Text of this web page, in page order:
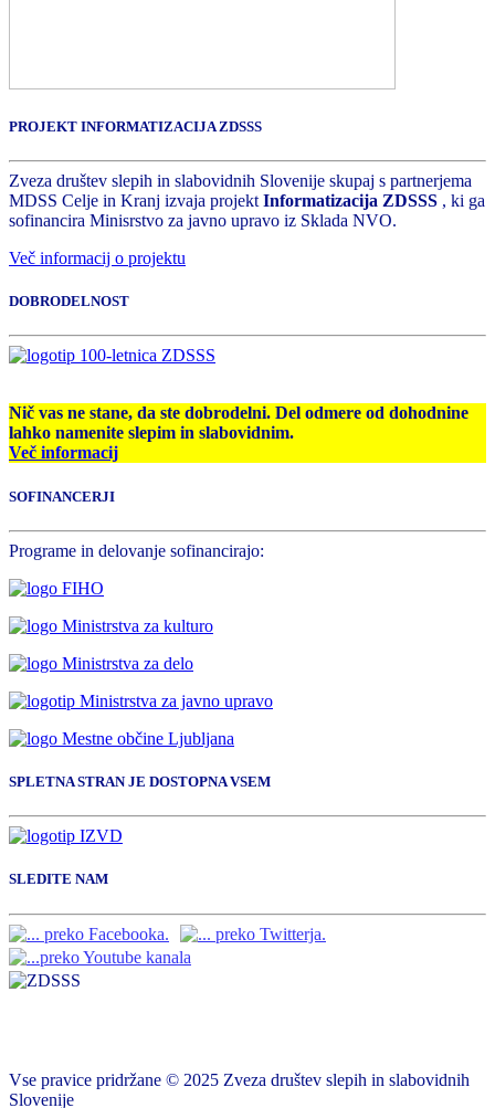
PROJEKT INFORMATIZACIJA ZDSSS
Zveza društev slepih in slabovidnih Slovenije skupaj s partnerjema
MDSS Celje in Kranj izvaja projekt Informatizacija ZDSSS , ki ga
sofinancira Minisrstvo za javno upravo iz Sklada NVO.
Več informacij o projektu
DOBRODELNOST
Nič vas ne stane, da ste dobrodelni. Del odmere od dohodnine
lahko namenite slepim in slabovidnim.
Več informacij
SOFINANCERJI
Programe in delovanje sofinancirajo:
SPLETNA STRAN JE DOSTOPNA VSEM
SLEDITE NAM
Vse pravice pridržane © 2025 Zveza društev slepih in slabovidnih
Slovenije